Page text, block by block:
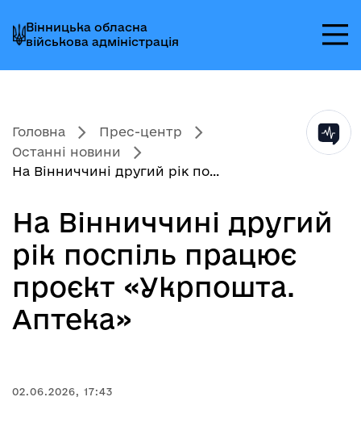
до
головного
меню
до
головного
вмісту
до
головного
колонтитула
Вінницька обласна
військова адміністрація
Головна
Прес-центр
Останні новини
На Вінниччині другий рік по...
На Вінниччині другий
рік поспіль працює
проєкт «Укрпошта.
Аптека»
02.06.2026, 17:43